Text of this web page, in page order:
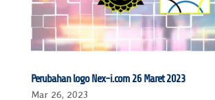
Perubahan logo Nex-i.com 26 Maret 2023
Mar 26, 2023